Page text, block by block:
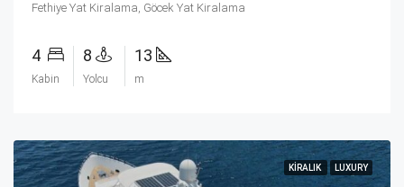
Fethiye Yat Kiralama, Göcek Yat Kiralama
4
Kabin
8
Yolcu
13
m
KIRALIK LUXURY